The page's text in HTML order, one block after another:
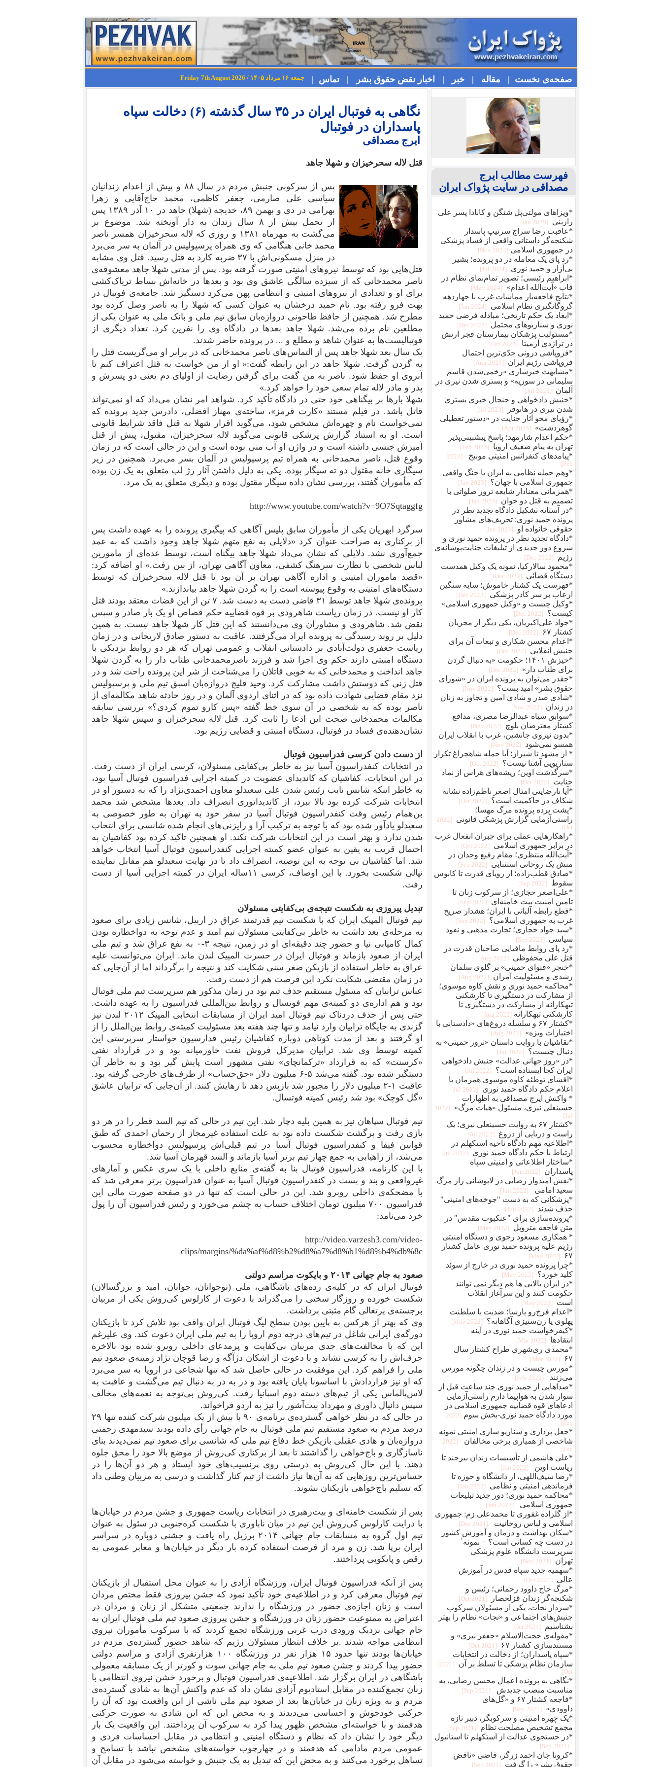
صفحه‌ی نخست | مقاله | خبر | اخبار نقض حقوق بشر | تماس | جمعه ۱۶ مرداد ۱۴۰۵ / Friday 7th August 2026
نگاهی به فوتبال ایران در ۳۵ سال گذشته (۶) دخالت سپاه
پاسداران در فوتبال
ایرج مصداقی
قتل لاله سحرخیزان و شهلا جاهد
پس از سرکوبی جنبش مردم در سال ۸۸ و پیش از اعدام زندانیان
سیاسی علی صارمی، جعفر کاظمی، محمد حاج‌آقایی و زهرا
بهرامی در دی و بهمن ۸۹، خدیجه (شهلا) جاهد در ۱۰ آذر ۱۳۸۹ پس
از تحمل بیش از ۸ سال زندان به دار آویخته شد. موضوع بر
می‌گشت به مهرماه ۱۳۸۱ و روزی که لاله سحرخیزان همسر ناصر
محمد خانی هنگامی که وی همراه پرسپولیس در آلمان به سر می‌برد
در منزل مسکونی‌اش با ۳۷ ضربه کارد به قتل رسید. قتل وی مشابه
قتل‌هایی بود که توسط نیروهای امنیتی صورت گرفته بود. پس از مدتی شهلا جاهد معشوقه‌ی
ناصر محمدخانی که از سیزده‌ سالگی عاشق وی بود و بعدها در خانه‌‌اش بساط تریاک‌کشی
برای او و تعدادی از نیروهای امنیتی و انتظامی پهن می‌کرد دستگیر شد. جامعه‌ی فوتبال در
بهت فرو رفته بود. نام حمید درخشان به عنوان کسی که شهلا را به ناصر وصل کرده بود
مطرح شد. همچنین از حافظ طاحونی دروازه‌بان سابق تیم ملی و بانک ملی به عنوان یکی از
مطلعین نام برده می‌شد. شهلا جاهد بعدها در دادگاه وی را نفرین کرد. تعداد دیگری از
فوتبالیست‌ها به عنوان شاهد و مطلع و ... در پرونده حاضر شدند.
یک سال بعد شهلا جاهد پس از التماس‌های ناصر محمدخانی که در برابر او می‌گریست قتل‌ را
به گردن گرفت. شهلا جاهد در این رابطه گفت:« او از من خواست به قتل اعتراف کنم تا
آبروی او حفظ شود. ناصر به من گفت برای گرفتن رضایت از اولیای دم یعنی دو پسرش و
پدر و مادر لاله تمام سعی خود را خواهد کرد.»
شهلا بارها بر بیگناهی خود حتی در دادگاه تأکید کرد. شواهد امر نشان می‌داد که او نمی‌تواند
قاتل باشد. در فیلم مستند «کارت قرمز»، ساخته‌ی مهناز افضلی، دادرس جدید پرونده که
نمی‌خواست نام و چهره‌اش مشخص شود، می‌گوید اقرار شهلا به قتل فاقد شرایط قانونی
است. او به استناد گزارش پزشکی قانونی می‌گوید لاله سحرخیزان، مقتول، پیش از قتل
آمیزش جنسی داشته است و در واژن او آب منی بوده است و این در حالی است که در زمان
وقوع قتل، ناصر محمدخانی به همراه تیم پرسپولیس در آلمان بسر می‌برد. همچنین در زیر
سیگاری خانه مقتول دو ته سیگار بوده. یکی به دلیل داشتن آثار رژ لب متعلق به یک زن بوده
که مأموران گفتند، بررسی نشان داده سیگار مقتول بوده و دیگری متعلق به یک مرد.
http://www.youtube.com/watch?v=9O7Sqtaggfg
سرگرد ابهریان یکی از مأموران سابق پلیس آگاهی که پیگیری پرونده را به عهده داشت پس
از برکناری به صراحت عنوان کرد «دلایلی به نفع متهم شهلا جاهد وجود داشت که به عمد
جمع‌آوری نشد. دلایلی که نشان می‌داد شهلا جاهد بیگناه است، توسط عده‌ای از مامورین
لباس شخصی با نظارت سرهنگ کشفی، معاون آگاهی تهران، از بین رفت.» او اضافه کرد:
«قصد ماموران امنیتی و اداره آگاهی تهران بر آن بود تا قتل لاله سحرخیزان که توسط
دستگاه‌های امنیتی به وقوع پیوسته است را به گردن شهلا جاهد بیاندازند.»
پرونده‌‌ی شهلا جاهد توسط ۳۱ قاضی دست به دست شد. ۷ تن از این قضات معتقد بودند قتل
کار او نیست. در زمان ریاست شاهرودی بر قوه‌ قضاییه حکم قصاص او یک بار صادر و سپس
نقض شد. شاهرودی و مشاوران وی می‌دانستند که این قتل کار شهلا جاهد نیست. به همین
دلیل بر روند رسیدگی به پرونده ایراد می‌گرفتند. عاقبت به دستور صادق لاریجانی و در زمان
ریاست جعفری دولت‌آبادی بر دادستانی انقلاب و عمومی تهران که هر دو روابط نزدیکی با
دستگاه امنیتی دارند حکم وی اجرا شد و فرزند ناصرمحمدخانی طناب دار را به گردن شهلا
جاهد انداخت و محمدخانی که به خوبی قاتلان را می‌شناخت از شر این پرونده راحت شد و در
قتل زنی که دوستش داشت مشارکت کرد. وحید قلیچ دروازه‌بان اسبق تیم ملی و پرسپولیس
نزد مقام قضایی شهادت داده بود که در اثنای اردوی آلمان و در روز حادثه شاهد مکالمه‌ای از
ناصر بوده که به شخصی در آن سوی خط گفته «پس کارو تموم کردی؟» بررسی سابقه
مکالمات محمدخانی صحت این ادعا را ثابت کرد. قتل لاله سحرخیزان و سپس شهلا جاهد
نشان‌دهنده‌ی فساد در فوتبال، دستگاه امنیتی و قضایی رژیم بود.
از دست دادن کرسی فدراسیون فوتبال
در انتخابات کنفدراسیون آسیا نیز به خاطر بی‌کفایتی مسئولان، کرسی‌ ایران از دست رفت.
در این انتخابات، كفاشیان كه كاندیدای عضویت در كمیته اجرایی فدراسیون فوتبال آسیا بود،
به خاطر اینكه شانس نایب رئیس شدن علی سعیدلو معاون احمدی‌نژاد را که به دستور او در
انتخابات شرکت کرده بود بالا ببرد، از كاندیداتوری انصراف داد. بعدها مشخص شد محمد
بن‌همام رئیس وقت کنفدراسیون فوتبال آسیا در سفر خود به تهران به طور خصوصی به
سعیدلو یادآور شده بود که با توجه به ترکیب آرا و رایزنی‌های انجام شده شانسی برای انتخاب
شدن ندارد و بهتر است در این انتخابات شرکت نکند. او همچنین تاکید کرده بود کفاشیان به
احتمال قریب به یقین به عنوان عضو کمیته اجرایی کنفدراسیون فوتبال آسیا انتخاب خواهد
شد. اما كفاشیان بی توجه به این توصیه، انصراف داد تا در نهایت سعیدلو هم مقابل نماینده
نپالی شكست بخورد. با این اوصاف، کرسی ۱۱ساله ایران در کمیته اجرایی آسیا از دست
رفت.
تبدیل پیروزی به شکست نتیجه‌ی بی‌کفایتی مسئولان
تیم فوتبال المپیک ایران که با شکست تیم قدرتمند عراق در اربیل، شانس زیادی برای صعود
به مرحله‌ی بعد داشت به خاطر بی‌کفایتی مسئولان تیم امید و عدم توجه به دو‌اخطاره بودن
كمال كامیابی نیا و حضور چند دقیقه‌ای او در زمین، نتیجه ۳-۰ به نفع عراق شد و تیم ملی
ایران از صعود بازماند و فوتبال ایران در حسرت المپیک لندن ماند. ایران می‌توانست علیه
عراق به خاطر استفاده از بازیکن صغر سنی شکایت کند و نتیجه را برگرداند اما از آن‌‌جایی که
در زمان مقتضی شکایت نکرد این فرصت هم از دست رفت.
عباس ترابیان که مسئول مستقیم حذف تیم بود در زمان مذکور هم سرپرست تیم ملی فوتبال
بود و هم اداره‌ی دو کمیته‌ی مهم فوتسال و روابط بین‌المللی فدراسیون را به عهده داشت.
حتی پس از حذف دردناک تیم فوتبال امید ایران از مسابقات انتخابی المپیک ۲۰۱۲ لندن نیز
گزندی به جایگاه ترابیان وارد نیامد و تنها چند هفته بعد مسئولیت کمیته‌ی روابط بین‌الملل را از
او گرفتند و بعد از مدت کوتاهی دوباره کفاشیان رئیس فدارسیون خواستار سرپرستی این
کمیته توسط وی شد. ترابیان مدیرکل فروش نفت خاورمیانه بود و در قرارداد نفتی
«کرسنت» که به قرارداد «ترکمانچای» نفتی مشهور است پایش گیر بود و به خاطر آن
دستگیر شده بود. گفته می‌شد ۵-۶ میلیون دلار «حق‌حساب» از طرف‌‌های خارجی گرفته بود.
عاقبت ۱-۲ میلیون دلار را مجبور شد بازپس دهد تا رهایش کنند. از آن‌جایی که ترابیان عاشق
«گل کوچک» بود شد رئیس کمیته فوتسال.
تیم فوتبال سپاهان نیز به همین بلیه دچار شد. این تیم در حالی که تیم السد قطر را در هر دو
بازی رفت و برگشت شکست داده بود به علت استفاده غیرمجاز از رحمان احمدی که طبق
قوانین فیفا و کنفدراسیون فوتبال آسیا در تیم‌ قبلی‌اش پرسپولیس دواخطاره محسوب
می‌شد، از راهیابی به جمع چهار تیم برتر آسیا بازماند و السد قهرمان آسیا شد.
با این کارنامه، فدراسیون فوتبال بنا به گفته‌ی منابع داخلی با یک سری عکس و آمارهای
غیرواقعی و بند و بست در کنفدراسیون فوتبال آسیا به عنوان فدراسیون برتر معرفی شد که
با مضحکه‌ی داخلی روبرو شد. این در حالی است که تنها در دو صفحه صورت مالی این
فدراسیون ۷۰۰ میلیون تومان اختلاف حساب به چشم می‌خورد و رئیس فدراسیون آن را پول
خرد می‌نامد:
http://video.varzesh3.com/video-
clips/margins/%da%af%d8%b2%d8%a7%d8%b1%d8%b4%db%8c
صعود به جام جهانی ۲۰۱۴ و بایکوت مراسم دولتی
فوتبال ایران که در کلیه‌‌ی رده‌های باشگاهی، ملی (نوجوانان، جوانان، امید و بزرگسالان)
شکست خورده و روزگار سختی را می‌گذراند با دعوت از کارلوس کی‌روش یکی از مربیان
برجسته‌ی پرتغالی گام مثبتی برداشت.
وی که بهتر از هرکس به پایین بودن سطح لیگ فوتبال ایران واقف بود تلاش کرد تا بازیکنان
دورگه‌ی ایرانی شاغل در تیم‌های درجه دوم اروپا را به تیم ملی ایران دعوت کند. وی علیرغم
این که با مخالفت‌های جدی مربیان بی‌کفایت و پرمدعای داخلی روبرو شده بود بالاخره
حرف‌اش را به کرسی نشاند و با دعوت از اشکان دژآگه و رضا قوچان نژاد زمینه‌ی صعود تیم
ملی را فراهم کرد. این موفقیت در حالی حاصل شد که تنها شجاعی در اروپا به سر می‌برد
که او نیز قراردادش با اساسونا پایان یافته بود و در به در به دنبال تیم می‌گشت و عاقبت به
لاس‌پالماس یکی از تیم‌های دسته دوم اسپانیا رفت. کی‌روش بی‌توجه به نغمه‌های مخالف
سپس دانیال داوری و مهرداد بیت‌آشور را نیز به اردو فراخواند.
در حالی که در نظر خواهی گسترده‌ی برنامه‌ی ۹۰ با بیش از یک میلیون شرکت کننده تنها ۲۹
درصد مردم به صعود مستقیم تیم ملی فوتبال به جام جهانی رأی داده بودند سید‌مهدی رحمتی
دروازه‌بان و هادی عقیلی بازیکن خط دفاع تیم ملی که شانسی برای صعود تیم نمی‌دیدند بنای
ناسازگاری و باج‌خواهی را گذاشتند تا بعد از برکناری کی‌روش از موضع بالا خود را محق جلوه
دهند. با این حال کی‌روش به درستی روی پرنسیب‌های خود ایستاد و هر دو آن‌ها را در
حساس‌ترین روزهایی که به آن‌ها نیاز داشت از تیم کنار گذاشت و درسی به مربیان وطنی داد
که تسلیم باج‌خواهی بازیکنان نشوند.
پس از شکست خامنه‌ای و بیت‌رهبری در انتخابات ریاست جمهوری و جشن مردم در خیابان‌‌ها
با درایت کارلوس کی‌روش این تیم در میان ناباوری با شکست کره‌جنوبی در سئول به عنوان
تیم اول گروه به مسابقات جام جهانی ۲۰۱۴ برزیل راه یافت و جشنی دوباره در سراسر
ایران برپا شد. زن و مرد از فرصت استفاده کرده بار دیگر در خیابان‌ها و معابر عمومی به
رقص و پایکوبی پرداختند.
پس از آنکه فدراسیون فوتبال ایران، ورزشگاه آزادی را به عنوان محل استقبال از بازیکنان
تیم فوتبال معرفی کرد و در اطلاعیه‌ی خود تأکید نمود که جشن پیروزی فقط مختص مردان
است و زنان اجازه‌ی حضور در ورزشگاه را ندارند جمعیتی متشکل از زنان و مردان در
اعتراض به ممنوعیت حضور زنان در ورزشگاه و جشن پیروزی صعود تیم ملی فوتبال ایران به
جام جهانی نزدیک ورودی درب غربی ورزشگاه تجمع کردند که با سرکوب مأموران نیروی
انتظامی مواجه شدند .بر خلاف انتظار مسئولان رژیم که شاهد حضور گسترده‌ی مردم در
خیابان‌ها بودند تنها حدود ۱۵ هزار نفر در ورزشگاه ۱۰۰ هزارنفری آزادی و مراسم دولتی
حضور پیدا کردند و جشن صعود تیم ملی به جام جهانی سوت و کور‌تر از یک مسابقه معمولی
باشگاهی در ایران برگزار شد. اطلاعیه‌ی فدراسیون فوتبال و برخورد خشن نیروی انتظامی با
زنان تجمع‌کننده در مقابل استادیوم آزادی نشان داد که عدم واکنش آن‌ها به شادی گسترده‌ی
مردم و به ویژه زنان در خیابان‌ها بعد از صعود تیم ملی ناشی از این واقعیت بود که آن را
حرکتی خودجوش و احساسی می‌دیدند و به محض این که این شادی به صورت حرکتی
هدفمند و با خواسته‌ای مشخص ظهور پیدا کرد به سرکوب آن پرداختند. این واقعیت یک بار
دیگر خود را نشان داد که نظام و دستگاه امنیتی و انتظامی در مقابل احساسات فردی و
عمومی مردم مادامی که هدفمند و در چهارچوب خواسته‌های مشخص نباشد با تسامح و
تساهل برخورد می‌کنند و به محض این که تبدیل به یک جنبش و خواسته می‌شود در مقابل آن
فهرست مطالب ایرج
مصداقی در سایت پژواک ایران
*ویزا‌های مولتی‌پل شنگن و کانادا پسر علی
رازینی
[2025 Jan]
*عاقبت رضا سراج سرتيپ پاسدار
شکنجه‌گر داستانی واقعی از فساد پزشکی
در جمهوری اسلامی [2024 Nov]
*رد پای یک معامله در دو پرونده؛ بشیر
بی‌آزار و حمید نوری
[2024 Jul]
*ابراهیم رئیسی؛ تصویر تمام‌نمای نظام در
قاب «آیت‌الله اعدام»
[2024 May]
*نتایج فاجعه‌بار مماشات غرب با چهاردهه
گروگانگیری نظام اسلامی
[2024 Jan]
*ابعاد یک حکم تاریخی؛ مبادله فرضی حمید
نوری و سناریوهای محتمل
[2023 Dec]
*مسئولیت پزشکان بیمارستان فجر ارتش
در تراژدی آرمیتا
[2023 Oct]
*فروپاشی درونی جدّی‌ترین احتمال
فروپاشی رژیم ایران
[2023 Aug]
*مشابهت خبرسازی «زخمی‌شدن قاسم
سلیمانی در سوریه» و بستری شدن نیری در
آلمان
[2023 Jul]
*جنبش دادخواهی و جنجال خبری بستری
شدن نیری در هانوفر
[2023 Jul]
*رؤیای محو آثار جنایت در «دستور تعطیلی
گوهردشت»
[2023 Apr]
*حکم اعدام شارمهد؛ پاسخ پیشبینی‌پذیر
تهران به پیام ضعیف اروپا
[2023 Feb]
*پیامدهای کنفرانس امنیتی مونیخ
[2023
Feb]
*وهم حمله نظامی به ایران یا جنگ واقعی
جمهوری اسلامی با جهان؟
[2023 Jan]
*همزمانی معنادار شایعه ترور صلواتی با
تصمیم به قتل دو جوان
[2023 Jan]
*در آستانه تشکیل دادگاه تجدید نظر در
پرونده حمید نوری: تحریف‌های مشاور
حقوقی خانواده او
[2023 Jan]
*دادگاه تجدید نظر در پرونده حمید نوری و
شروع دور جدیدی از تبلیغات جنایت‌پوشانه‌ی
رژیم
[2022 Dec]
*محمود سالارکیا، نمونه یک وکیل همدست
دستگاه قضائی
[2022 Dec]
*فهرست یک کشتار خاموش؛ سایه سنگین
ارعاب بر سر کادر پزشکی
[2022 Dec]
*وکیل چیست و «وکیل جمهوری اسلامی»
کیست؟
[2022 Dec]
*جواد علی‌اکبریان، یکی دیگر از مجریان
کشتار ۶۷
[2022 Dec]
*اعدام محسن شکاری و تبعات آن برای
جنبش انقلابی
[2022 Dec]
*خیزش ۱۴۰۱؛ حکومت «به دنبال گردن
برای طناب دار»
[2022 Dec]
*چقدر می‌توان به پرونده ایران در «شورای
حقوق بشر» امید بست؟
[2022 Nov]
*شادی صدر و شادی امین و تجاوز به زنان
در زندان
[2022 Nov]
*سوابق سیاه عبدالرضا مصری، مدافع
کشتار معترضان بلوچ
[2022 Nov]
*بدون نیروی جانشین، غرب با انقلاب ایران
همسو نمی‌شود
[2022 Nov]
* از مشهد تا شیراز؛ آیا حمله شاهچراغ تکرار
سناریویی آشنا نیست؟
[2022 Oct]
*سرگذشت اوین؛ ریشه‌های هراس از نماد
جنایت
[2022 Oct]
*آیا نارضایتی امثال اصغر ناظم‌زاده نشانه
شکاف در حاکمیت است؟
[2022 Oct]
*پشت پرده پرونده مرگ مهسا؛
راستی‌آزمایی گزارش پزشکی قانونی
[2022
Oct]
*راهکارهایی عملی برای جبران انفعال غرب
در برابر جمهوری اسلامی
[2022 Oct]
*آیت‌الله منتظری؛ مقام رفیع وجدان در
منش یک روحانی استثنایی
[2022 Sep]
*صادق قطب‌زاده؛ از رویای قدرت تا کابوس
سقوط
[2022 Sep]
*علی‌اصغر حجازی؛ از سرکوب زنان تا
تامین امنیت بیت خامنه‌ای
[2022 Sep]
*قطع رابطه آلبانی با ایران؛ هشدار صریح
غرب به جمهوری اسلامی؟
[2022 Sep]
*سید جواد حجازی؛ تجارت مذهبی و نفوذ
سیاسی
[2022 Sep]
*رد پای روابط مافيایی صاحبان قدرت در
قتل علی محفوظی
[2022 Aug]
*خنجر «فتوای خمینی» بر گلوی سلمان
رشدی و مسئولیت آمران
[2022 Aug]
*محاکمه حمید نوری و نقش کاوه موسوی؛
از مشارکت در دستگیری تا کارشکنی
تبهکارانه از مشارکت در دستگیری تا
کارشکنی تبهکارانه [2022 Aug]
*کشتار ۶۷ و سلسله دروغ‌های «دادستانی با
اختیارات ویژه»
[2022 Aug]
*نقاشیان با روایت داستان «ترور خمینی» به
دنبال چیست؟
[2022 Jul]
*در «روز جهانی عدالت» جنبش دادخواهی
ایران کجا ایستاده است؟
[2022 Jul]
*افشای توطئه کاوه موسوی همزمان با
اعلام حکم دادگاه حمید نوری
[2022 Jul]
* واکنش ایرج مصداقی به اظهارات
حسینعلی نیری، مسئول «هیات مرگ»
[2022
Jul]
*کشتار ۶۷ به روایت حسینعلی نیری؛ یک
راست و دریایی از دروغ
[2022 Jul]
*اطلاعیه مهم دادگاه ناحیه استکهلم در
ارتباط با حکم دادگاه حمید نوری
[2022 Jul]
*ساختار اطلاعاتی و امنیتی سپاه
پاسداران
[2022 Jun]
*نقش امیدوار رضایی در لاپوشانی راز مرگ
سعید امامی
[2022 Jun]
*پزشکانی که به دست "جوخه‌های امنیتی"
حذف شدند
[2022 Jun]
*پرونده‌سازی برای "عنکبوت مقدس" در
متن فاجعه متروپل
[2022 May]
* همکاری مسعود رجوی و دستگاه امنیتی
رژیم علیه پرونده حمید نوری عامل کشتار
۶۷
[2022 May]
*چرا پرونده حمید نوری در خارج از سوئد
کلید خورد؟
[2022 May]
*در ایران بالایی ها هم دیگر نمی توانند
حکومت کنند و این سرآغاز انقلاب
است
[2022 May]
*اعدام فرخ‌رو پارسا؛ ضديت با سلطنت
پهلوی يا زن‌ستيزی آگاهانه؟
[2022 May]
*کیفرخواست حمید نوری در آینه
انتقادها
[2022 Mar]
*محمدی‌ ری‌شهری طراح کشتار سال
۶۷
[2022 Mar]
*مورس چیست و در زندان چگونه مورس
می‌زنند
[2022 Feb]
*صداهایی از حمید نوری چند ساعت قبل از
سوار شدن به هواپیما دارم راستی‌آزمایی
ادعاهای قوه قضاییه جمهوری اسلامی در
مورد دادگاه حمید نوری-بخش سوم
[2022
Feb]
*جعل پردازی و سناريو سازی امنيتی نمونه
شاخصی از همياری برخی مخالفان
[2022
Feb]
*علی هاشمی از تأسیسات زندان بیرجند تا
ریاست اوین
[2022 Jan]
*رضا سیف‌اللهی، از دانشگاه و حوزه تا
فرماندهی امنیتی و نظامی
[2022 Jan]
*محاکمه حميد نوری؛ دور جديد تبلیغات
جمهوری اسلامی
[2022 Jan]
*از گلزاده غفوری تا محمدعلی زم: جمهوری
اسلامی و لباس روحانیت
[2021 Dec]
*سکان بهداشت و درمان و آموزش کشور
در دست چه کسانی است؟ − نمونهٴ
سرپرست دانشگاه علوم پزشکی
تهران
[2021 Nov]
*سهمیه جدید سپاه قدس در آموزش
عالی
[2021 Oct]
*مرگ حاج داوود رحمانی؛ رئیس و
شکنجه‌گر زندان قزلحصار
[2021 Oct]
*سردار نجات، یکی از مسئولان سرکوب
جنبش‌های اجتماعی و «نجات» نظام را بهتر
بشناسیم
[2021 Oct]
*مقوله‌ی حجت‌الاسلام «جعفر نیری» و
مستند‌سازی کشتار ۶۷
[2021 Oct]
*سپاه پاسداران؛ از دخالت در انتخابات
سازمان نظام پزشکی تا تسلط بر آن
[2021
Oct]
*نگاهی به پرونده اعمال محسن رضایی، به
مناسبت منصب جدیدش
[2021 Sep]
*فاجعه کشتار ۶۷ و «گل‌های
داوودی»
[2021 Sep]
*یک چهره‌‌ امنیتی و سرکوبگر، دبیر تازه
مجمع تشخیص مصلحت نظام
[2021 Sep]
*در جستجوی عدالت از استکهلم تا استانبول
[2021 Sep]
*کرونا جان احمد زرگر، قاضی «ناقض
حقوق بشر» را گرفت
[2021 Sep]